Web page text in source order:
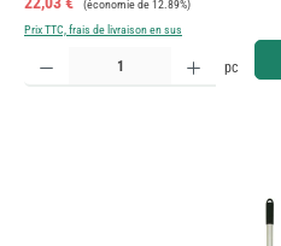
(économie de 12.89%)
Prix TTC, frais de livraison en sus
Quantité de produit : Entrez la quantité
pc